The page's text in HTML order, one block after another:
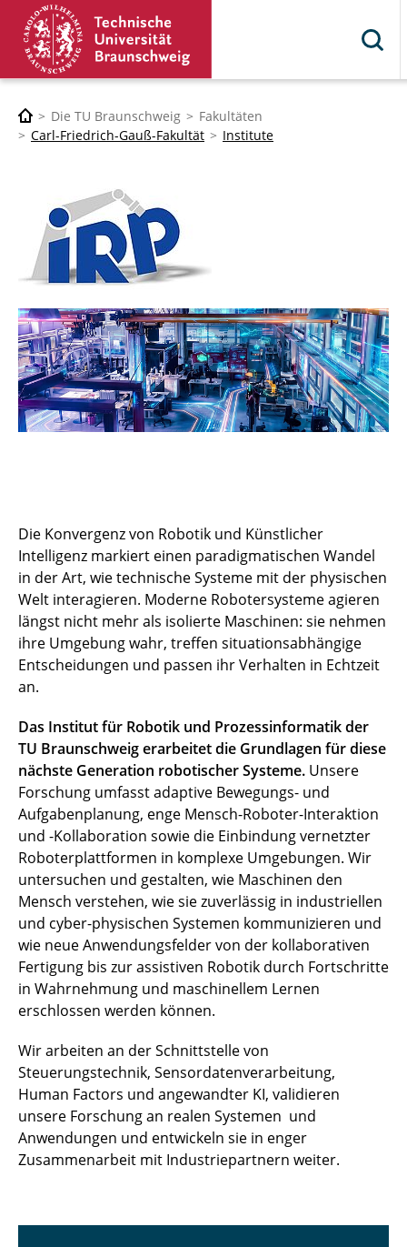
Die TU Braunschweig
Fakultäten
Carl-Friedrich-Gauß-Fakultät
Institute
Die Konvergenz von Robotik und Künstlicher
Intelligenz markiert einen paradigmatischen Wandel
in der Art, wie technische Systeme mit der physischen
Welt interagieren. Moderne Robotersysteme agieren
längst nicht mehr als isolierte Maschinen: sie nehmen
ihre Umgebung wahr, treffen situationsabhängige
Entscheidungen und passen ihr Verhalten in Echtzeit
an.
Das Institut für Robotik und Prozessinformatik der
TU Braunschweig erarbeitet die Grundlagen für diese
nächste Generation robotischer Systeme. Unsere
Forschung umfasst adaptive Bewegungs- und
Aufgabenplanung, enge Mensch-Roboter-Interaktion
und -Kollaboration sowie die Einbindung vernetzter
Roboterplattformen in komplexe Umgebungen. Wir
untersuchen und gestalten, wie Maschinen den
Mensch verstehen, wie sie zuverlässig in industriellen
und cyber-physischen Systemen kommunizieren und
wie neue Anwendungsfelder von der kollaborativen
Fertigung bis zur assistiven Robotik durch Fortschritte
in Wahrnehmung und maschinellem Lernen
erschlossen werden können.
Wir arbeiten an der Schnittstelle von
Steuerungstechnik, Sensordatenverarbeitung,
Human Factors und angewandter KI, validieren
unsere Forschung an realen Systemen und
Anwendungen und entwickeln sie in enger
Zusammenarbeit mit Industriepartnern weiter.